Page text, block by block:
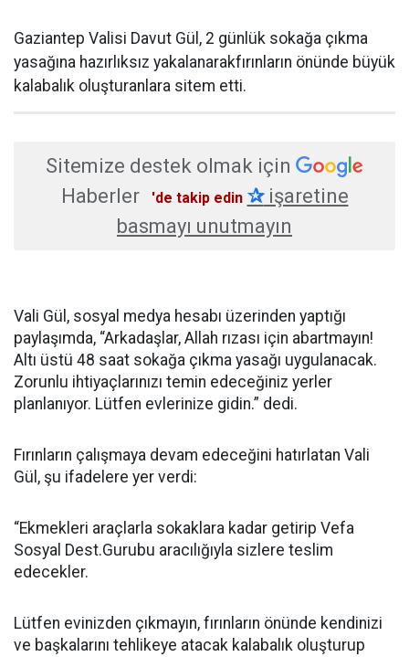
Gaziantep Valisi Davut Gül, 2 günlük sokağa çıkma
yasağına hazırlıksız yakalanarakfırınların önünde büyük
kalabalık oluşturanlara sitem etti.
Sitemize destek olmak için
Haberler
'de takip edin ✰işaretine
basmayı unutmayın
Vali Gül, sosyal medya hesabı üzerinden yaptığı
paylaşımda, “Arkadaşlar, Allah rızası için abartmayın!
Altı üstü 48 saat sokağa çıkma yasağı uygulanacak.
Zorunlu ihtiyaçlarınızı temin edeceğiniz yerler
planlanıyor. Lütfen evlerinize gidin.” dedi.
Fırınların çalışmaya devam edeceğini hatırlatan Vali
Gül, şu ifadelere yer verdi:
“Ekmekleri araçlarla sokaklara kadar getirip Vefa
Sosyal Dest.Gurubu aracılığıyla sizlere teslim
edecekler.
Lütfen evinizden çıkmayın, fırınların önünde kendinizi
ve başkalarını tehlikeye atacak kalabalık oluşturup